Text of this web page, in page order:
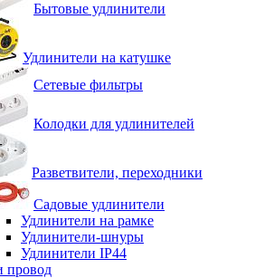
Бытовые удлинители
Удлинители на катушке
Сетевые фильтры
Колодки для удлинителей
Разветвители, переходники
Садовые удлинители
Удлинители на рамке
Удлинители-шнуры
Удлинители IP44
провод